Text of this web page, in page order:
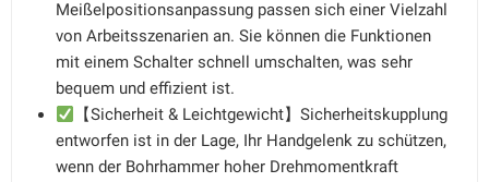
Meißelpositionsanpassung passen sich einer Vielzahl
von Arbeitsszenarien an. Sie können die Funktionen
mit einem Schalter schnell umschalten, was sehr
bequem und effizient ist.
【Sicherheit & Leichtgewicht】Sicherheitskupplung
entworfen ist in der Lage, Ihr Handgelenk zu schützen,
wenn der Bohrhammer hoher Drehmomentkraft